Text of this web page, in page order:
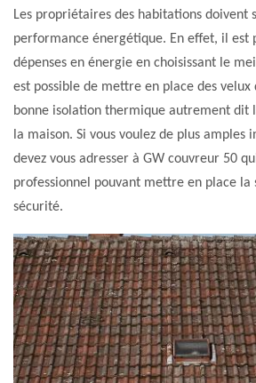
Les propriétaires des habitations doivent
performance énergétique. En effet, il est
dépenses en énergie en choisissant le
est possible de mettre en place des velux
bonne isolation thermique autrement dit
la maison. Si vous voulez de plus amples
devez vous adresser à GW couvreur 50
professionnel pouvant mettre en place
sécurité.